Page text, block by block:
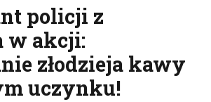
policji z
w akcji:
złodzieja kawy
uczynku!